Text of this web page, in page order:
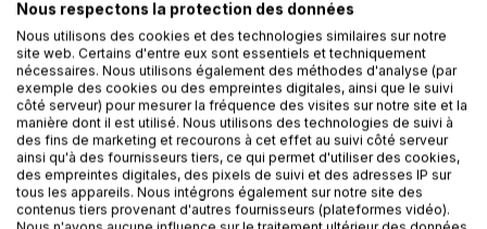
René Descartes est l'un des philosophes les plus connus
au monde. Sa petite phrase « Je pense, donc je suis » est
devenue un bien culturel universel de l'humanité. Tout
comme Christophe Colomb qui découvre un continent
jusqu'alors inconnu, le « Nouveau Monde », Descartes
parvient à créer une nouvelle dimension du savoir et à
modifier notre regard sur le monde. Avant Descartes, les
Nous respectons la protection des données
Nous utilisons des cookies et des technologies similaires sur notre
site web. Certains d'entre eux sont essentiels et techniquement
nécessaires. Nous utilisons également des méthodes d'analyse (par
exemple des cookies ou des empreintes digitales, ainsi que le suivi
côté serveur) pour mesurer la fréquence des visites sur notre site et la
manière dont il est utilisé. Nous utilisons des technologies de suivi à
des fins de marketing et recourons à cet effet au suivi côté serveur
ainsi qu'à des fournisseurs tiers, ce qui permet d'utiliser des cookies,
des empreintes digitales, des pixels de suivi et des adresses IP sur
tous les appareils. Nous intégrons également sur notre site des
contenus tiers provenant d'autres fournisseurs (plateformes vidéo).